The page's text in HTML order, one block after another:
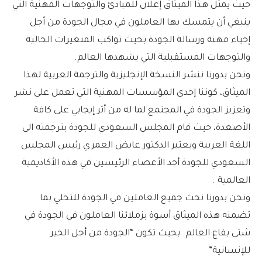
حيث يمثل هذا الميثاق إعلان للمبادئ والتوجهات المهنية التي
ينبغي أن يتمسك بها العاملون في مجال الجودة من أجل
إحياء مهنة ورسالة الجودة بحيث تواكب المتغيرات الحالية
والتوجهات المستقبلية التي يشهدها العالم.
ونحن بدورنا ننشر النسخة الإنجليزية والترجمة العربية لهذا
الميثاق، كوننا إحدى المؤسسات المهنية التي تعمل على نشر
وتعزيز الجودة في المجتمع لما له من أثر إيجابي على كافة
الأصعدة، حيث قام المجلس السعودي للجودة بترجمته الى
اللغة العربية ويعتبر الدكتور عايض العمري رئيس المجلس
السعودي للجودة أحد الأعضاء الرئيسين في هذه الأكاديمية
العالمية .
ونحن بدورنا نحث جميع العاملين في الجودة للتحلي بما
تضمنه هذه الميثاق أسوة بزملائنا العاملون في الجودة في
شتى بقاع العالم. بحيث تكون “الجودة من أجل الخير
للإنسانية”